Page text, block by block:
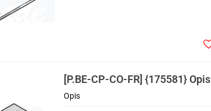
[P.BE-CP-CO-FR] {175581} Opis
Opis